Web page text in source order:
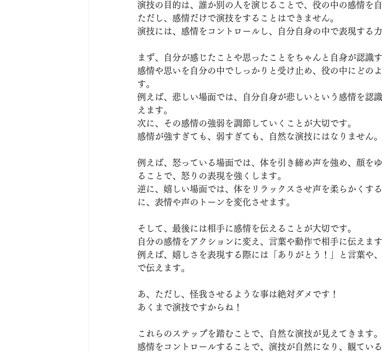
演技の目的は、誰か別の人を演じることで、役の中の感情を
ただし、感情だけで演技をすることはできません。
演技には、感情をコントロールし、自分自身の中で表現する力
まず、自分が感じたことや思ったことをちゃんと自身が認識
感情や思いを自分の中でしっかりと受け止め、役の中にどの
す。
例えば、悲しい場面では、自分自身が悲しいという感情を認
えます。
次に、その感情の強弱を調節していくことが大切です。
感情が強すぎても、弱すぎても、自然な演技にはなりません。
例えば、怒っている場面では、体を引き締め声を強め、顔を
ることで、怒りの表現を強くします。
逆に、嬉しい場面では、体をリラックスさせ声を柔らかくす
に、表情や声のトーンを変化させます。
そして、最後には相手に感情を伝えることが大切です。
自分の感情をアクションに変え、言葉や動作で相手に伝えます
例えば、嬉しさを表現する際には「ありがとう！」と言葉や
で伝えます。
あ、ただし、怪我させるような事は絶対ダメです！
あくまで演技ですからね！
これらのステップを踏むことで、自然な演技が見えてきます。
感情をコントロールすることで、演技が自然になり、観てい